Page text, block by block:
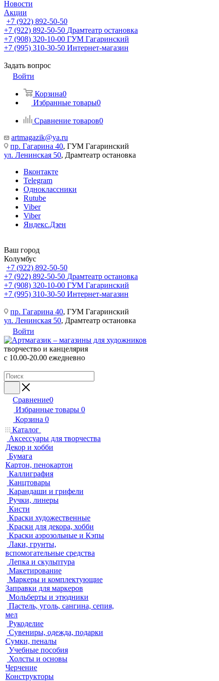
Новости
Акции
+7 (922) 892-50-50
+7 (922) 892-50-50 Драмтеатр остановка
+7 (908) 320-10-00 ГУМ Гагаринский
+7 (995) 310-30-50 Интернет-магазин
Задать вопрос
Войти
Корзина0
Избранные товары0
Сравнение товаров0
artmagazik@ya.ru
пр. Гагарина 40, ГУМ Гагаринский
ул. Ленинская 50, Драмтеатр остановка
Вконтакте
Telegram
Одноклассники
Rutube
Viber
Viber
Яндекс.Дзен
Ваш город
Колумбус
+7 (922) 892-50-50
+7 (922) 892-50-50 Драмтеатр остановка
+7 (908) 320-10-00 ГУМ Гагаринский
+7 (995) 310-30-50 Интернет-магазин
пр. Гагарина 40, ГУМ Гагаринский
ул. Ленинская 50, Драмтеатр остановка
Войти
творчество и канцелярия
с 10.00-20.00 ежедневно
Сравнение0
Избранные товары 0
Корзина 0
Каталог
Аксессуары для творчества
Декор и хобби
Бумага
Картон, пенокартон
Каллиграфия
Канцтовары
Карандаши и грифели
Ручки, линеры
Кисти
Краски художественные
Краски для декора, хобби
Краски аэрозольные и Кэпы
Лаки, грунты,
вспомогательные средства
Лепка и скульптура
Макетирование
Маркеры и комплектующие
Заправки для маркеров
Мольберты и этюдники
Пастель, уголь, сангина, сепия,
мел
Рукоделие
Сувениры, одежда, подарки
Сумки, пеналы
Учебные пособия
Холсты и основы
Черчение
Конструкторы